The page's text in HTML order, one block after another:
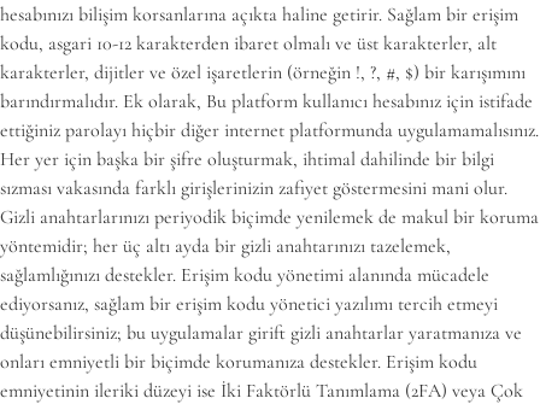
hesabınızı bilişim korsanlarına açıkta haline getirir. Sağlam bir erişim
kodu, asgari 10-12 karakterden ibaret olmalı ve üst karakterler, alt
karakterler, dijitler ve özel işaretlerin (örneğin !, ?, #, $) bir karışımını
barındırmalıdır. Ek olarak, Bu platform kullanıcı hesabınız için istifade
ettiğiniz parolayı hiçbir diğer internet platformunda uygulamamalısınız.
Her yer için başka bir şifre oluşturmak, ihtimal dahilinde bir bilgi
sızması vakasında farklı girişlerinizin zafiyet göstermesini mani olur.
Gizli anahtarlarınızı periyodik biçimde yenilemek de makul bir koruma
yöntemidir; her üç altı ayda bir gizli anahtarınızı tazelemek,
sağlamlığınızı destekler. Erişim kodu yönetimi alanında mücadele
ediyorsanız, sağlam bir erişim kodu yönetici yazılımı tercih etmeyi
düşünebilirsiniz; bu uygulamalar girift gizli anahtarlar yaratmanıza ve
onları emniyetli bir biçimde korumanıza destekler. Erişim kodu
emniyetinin ileriki düzeyi ise İki Faktörlü Tanımlama (2FA) veya Çok